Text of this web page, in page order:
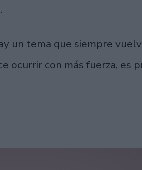
un tema que siempre
ocurrir con más fuerza, es